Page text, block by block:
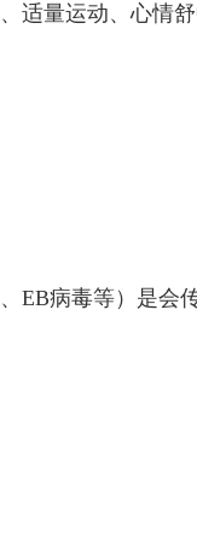
适量运动、心情
EB病毒等）是会